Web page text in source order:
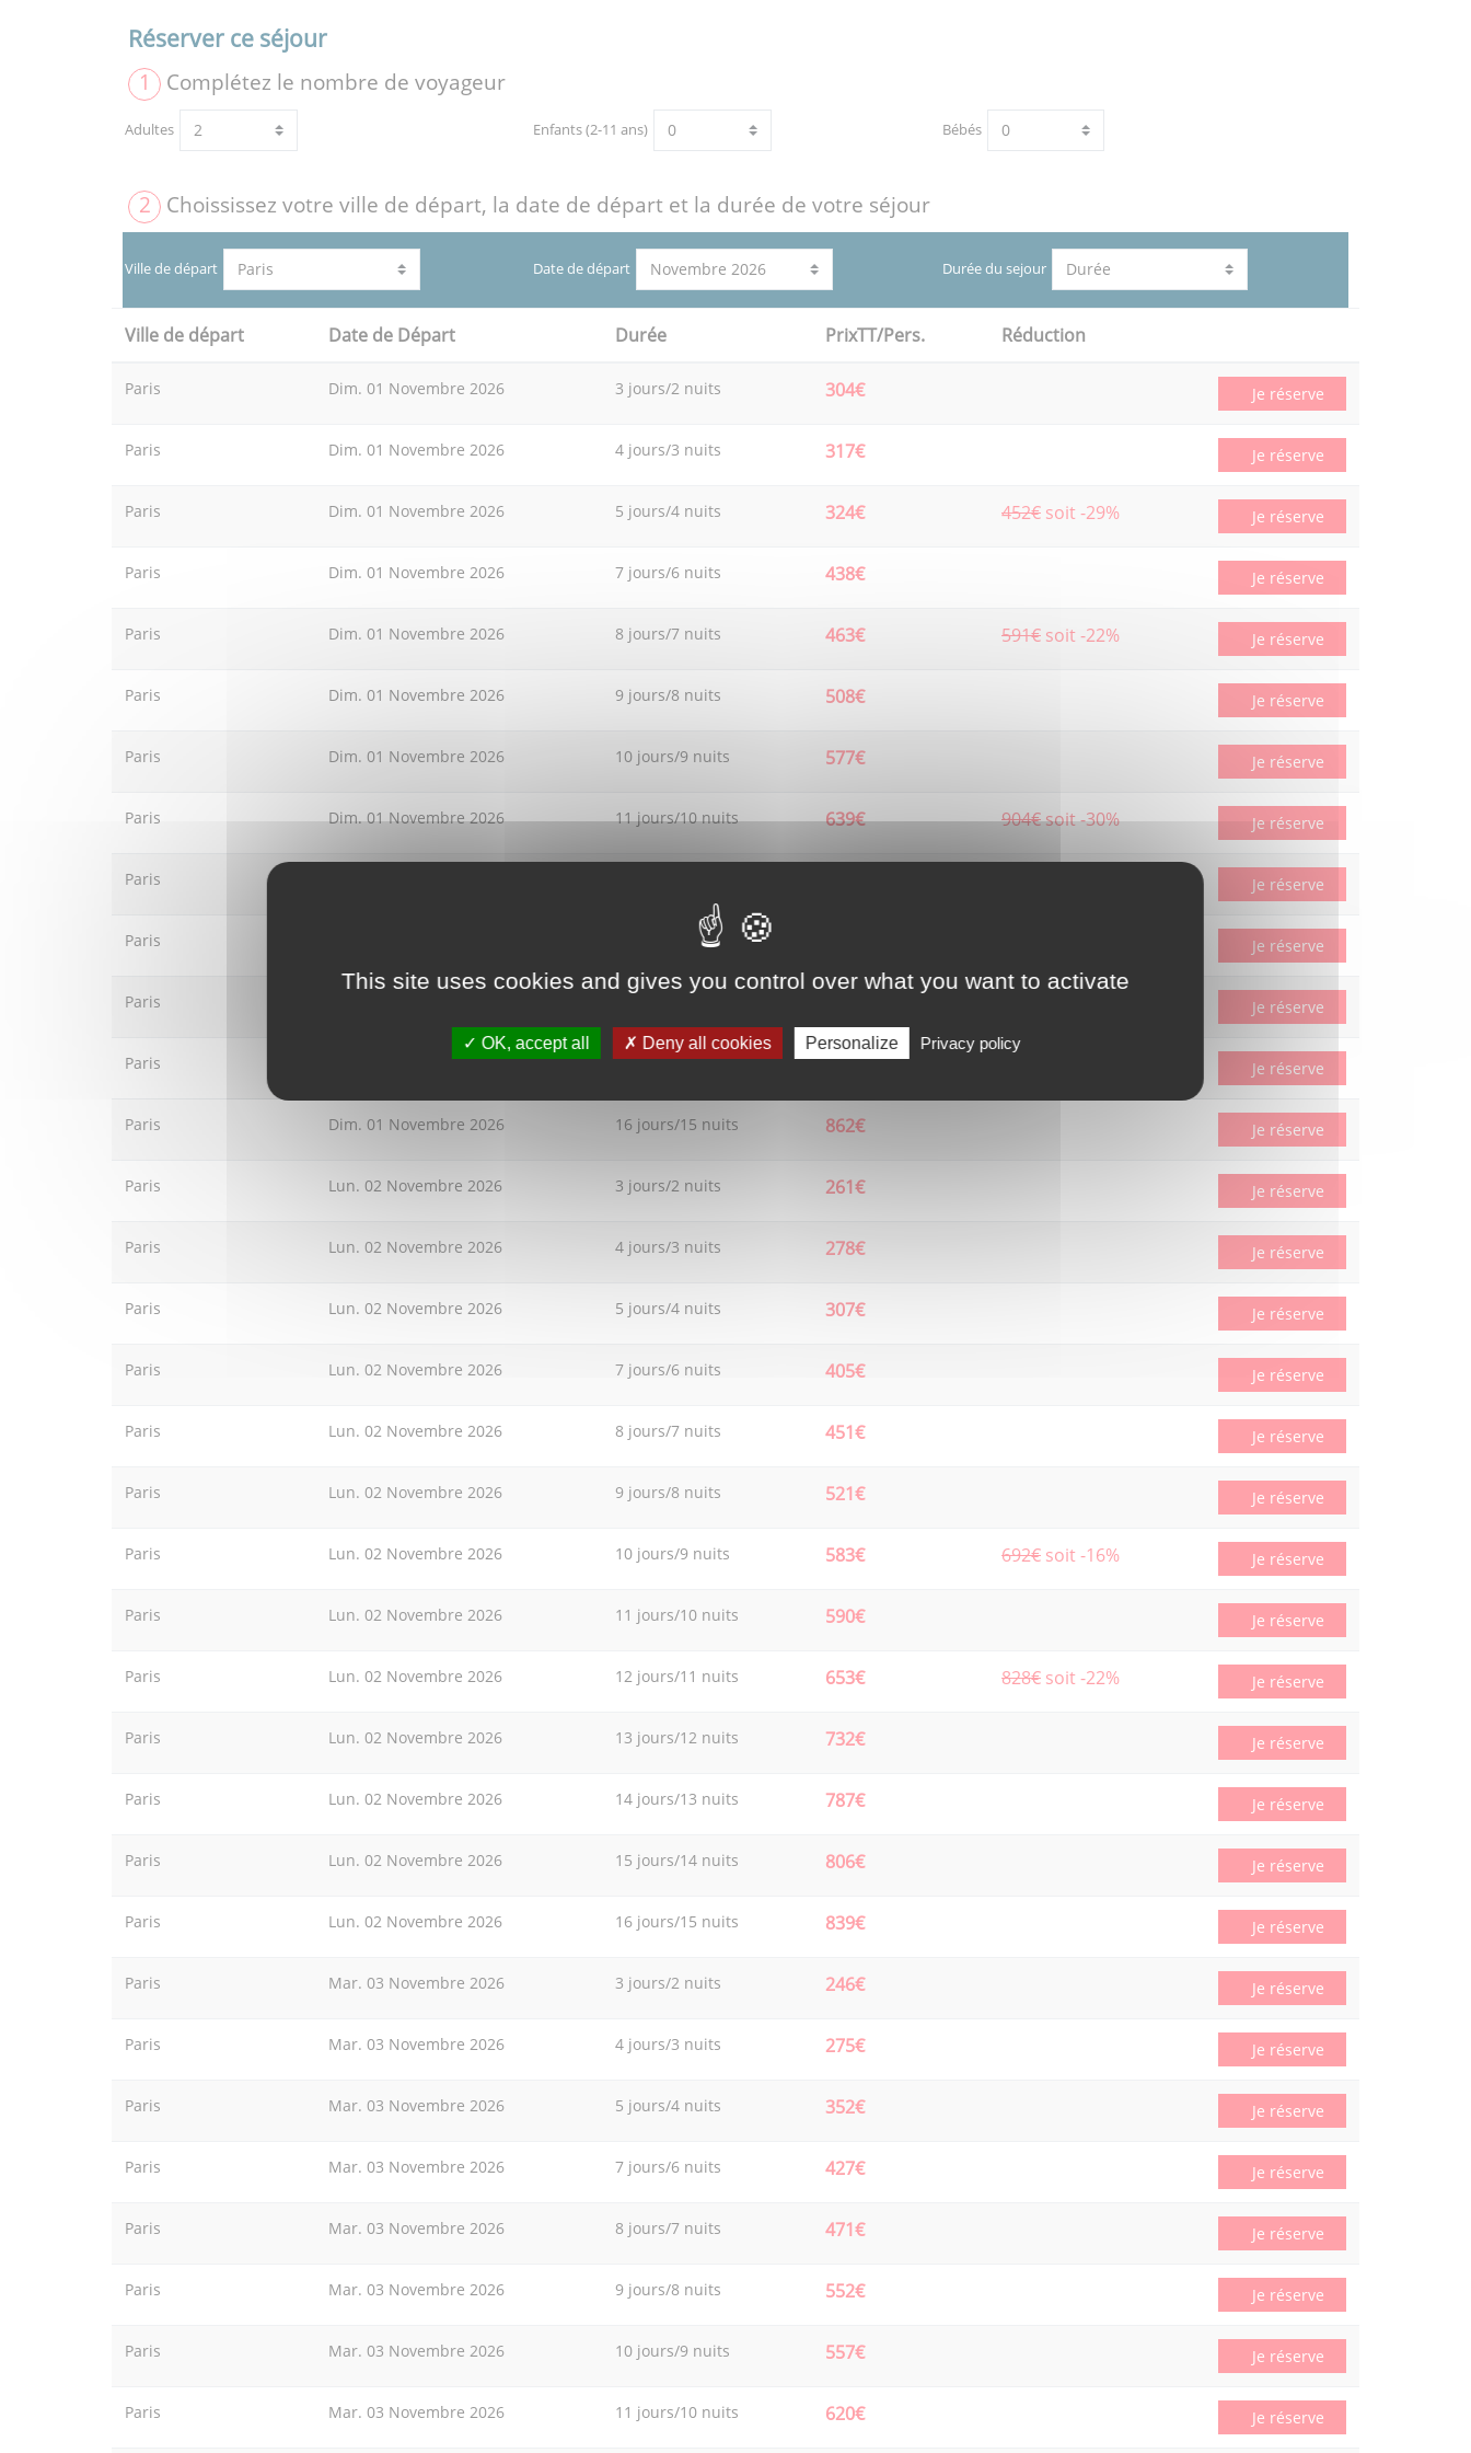
Réserver ce séjour
1 Complétez le nombre de voyageur
Adultes Enfants (2-11 ans) Bébés
2 Choississez votre ville de départ, la date de départ et la durée de votre séjour
Ville de départ Date de départ Durée du sejour
Ville de départ Date de Départ Durée PrixTT/Pers. Réduction
Paris Dim. 01 Novembre 2026 3 jours/2 nuits 304€ Je réserve
Paris Dim. 01 Novembre 2026 4 jours/3 nuits 317€ Je réserve
Paris Dim. 01 Novembre 2026 5 jours/4 nuits 324€ 452€ soit -29% Je réserve
Paris Dim. 01 Novembre 2026 7 jours/6 nuits 438€ Je réserve
Paris Dim. 01 Novembre 2026 8 jours/7 nuits 463€ 591€ soit -22% Je réserve
Paris Dim. 01 Novembre 2026 9 jours/8 nuits 508€ Je réserve
Paris Dim. 01 Novembre 2026 10 jours/9 nuits 577€ Je réserve
Paris Dim. 01 Novembre 2026 11 jours/10 nuits 639€ 904€soit -30% Je réserve
Paris Je réserve
Paris 13 jours/12 nuits Je réserve
Paris Je réserve
Paris Dim. 01 Novembre 2026 15 jours/14 nuits 842€ Je réserve
Paris Dim. 01 Novembre 2026 16 jours/15 nuits 862€ Je réserve
Paris Lun. 02 Novembre 2026 3 jours/2 nuits 261€ Je réserve
Paris Lun. 02 Novembre 2026 4 jours/3 nuits 278€ Je réserve
Paris Lun. 02 Novembre 2026 5 jours/4 nuits 307€ Je réserve
Paris Lun. 02 Novembre 2026 7 jours/6 nuits 405€ Je réserve
Paris Lun. 02 Novembre 2026 8 jours/7 nuits 451€ Je réserve
Paris Lun. 02 Novembre 2026 9 jours/8 nuits 521€ Je réserve
Paris Lun. 02 Novembre 2026 10 jours/9 nuits 583€ 692€ soit -16% Je réserve
Paris Lun. 02 Novembre 2026 11 jours/10 nuits 590€ Je réserve
Paris Lun. 02 Novembre 2026 12 jours/11 nuits 653€ 828€ soit -22% Je réserve
Paris Lun. 02 Novembre 2026 13 jours/12 nuits 732€ Je réserve
Paris Lun. 02 Novembre 2026 14 jours/13 nuits 787€ Je réserve
Paris Lun. 02 Novembre 2026 15 jours/14 nuits 806€ Je réserve
Paris Lun. 02 Novembre 2026 16 jours/15 nuits 839€ Je réserve
Paris Mar. 03 Novembre 2026 3 jours/2 nuits 246€ Je réserve
Paris Mar. 03 Novembre 2026 4 jours/3 nuits 275€ Je réserve
Paris Mar. 03 Novembre 2026 5 jours/4 nuits 352€ Je réserve
Paris Mar. 03 Novembre 2026 7 jours/6 nuits 427€ Je réserve
Paris Mar. 03 Novembre 2026 8 jours/7 nuits 471€ Je réserve
Paris Mar. 03 Novembre 2026 9 jours/8 nuits 552€ Je réserve
Paris Mar. 03 Novembre 2026 10 jours/9 nuits 557€ Je réserve
Paris Mar. 03 Novembre 2026 11 jours/10 nuits 620€ Je réserve
This site uses cookies and gives you control over what you want to activate
OK, accept all Deny all cookies Personalize Privacy policy